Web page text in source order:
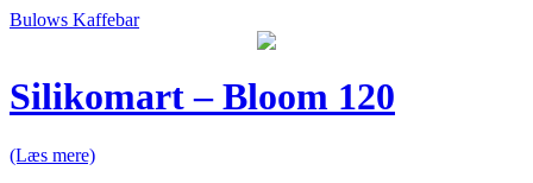
Bulows Kaffebar
Silikomart – Bloom 120
(Læs mere)